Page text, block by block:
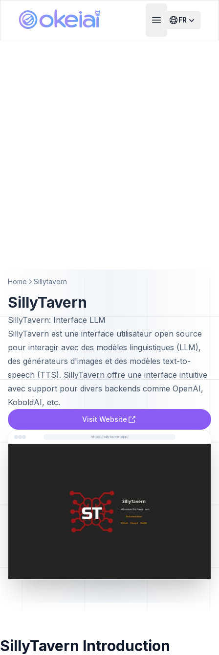
Open main menu
FR
Home Sillytavern
SillyTavern
SillyTavern: Interface LLM
SillyTavern est une interface utilisateur open source
pour interagir avec des modèles linguistiques (LLM),
des générateurs d'images et des modèles text-to-
speech (TTS). SillyTavern offre une interface intuitive
avec support pour divers backends comme OpenAI,
KoboldAI, etc.
Visit Website
https://sillytavern.app/
SillyTavern Introduction